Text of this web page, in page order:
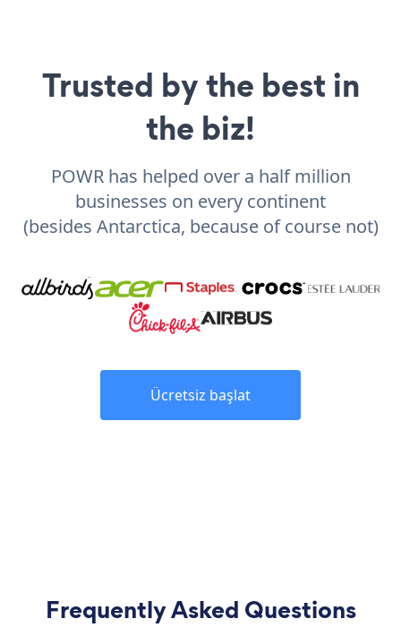
Trusted by the best in
the biz!
POWR has helped over a half million
businesses on every continent
(besides Antarctica, because of course not)
Ücretsiz başlat
Frequently Asked Questions